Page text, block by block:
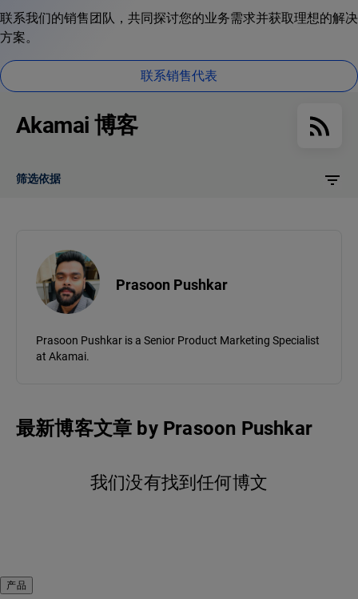
联系我们的销售团队，共同探讨您的业务需求并获取理想的解决
方案。
联系销售代表
Akamai 博客
筛选依据
Prasoon Pushkar
Prasoon Pushkar is a Senior Product Marketing Specialist
at Akamai.
最新博客文章 by Prasoon Pushkar
我们没有找到任何博文
产品